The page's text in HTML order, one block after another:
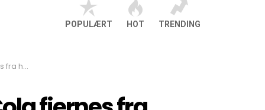
POPULÆRT HOT TRENDING
i chok